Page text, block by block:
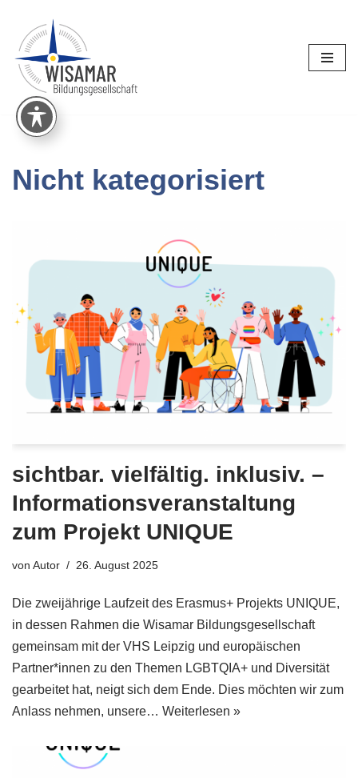
Zum
Inhalt
springen
Nicht kategorisiert
sichtbar. vielfältig. inklusiv. –
Informationsveranstaltung
zum Projekt UNIQUE
von Autor 26. August 2025
Die zweijährige Laufzeit des Erasmus+ Projekts UNIQUE,
in dessen Rahmen die Wisamar Bildungsgesellschaft
gemeinsam mit der VHS Leipzig und europäischen
Partner*innen zu den Themen LGBTQIA+ und Diversität
gearbeitet hat, neigt sich dem Ende. Dies möchten wir zum
Anlass nehmen, unsere… Weiterlesen »